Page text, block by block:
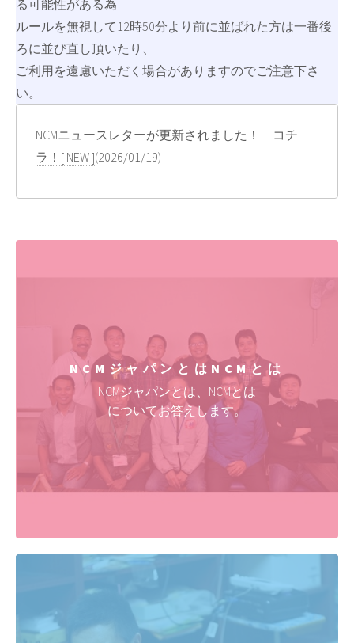
る可能性がある為
ルールを無視して12時50分より前に並ばれた方は一番後
ろに並び直し頂いたり、
ご利用を遠慮いただく場合がありますのでご注意下さ
い。
NCMニュースレターが更新されました！ コチ
ラ！[ NEW ](2026/01/19)
NCMニュースレターが更新されました！
ラ！
(2024/07/20)
おむすび食堂のページを開設しました！
コチ
NCMニュースレターが更新されました！
NCMニュースレターが更新されました！コチ
(2023/06/13)
NCMニュースレターが更新されました！コチ
NCMジャパンとは NCMとは
NCMジャパンとは、NCMとは
についてお答えします。